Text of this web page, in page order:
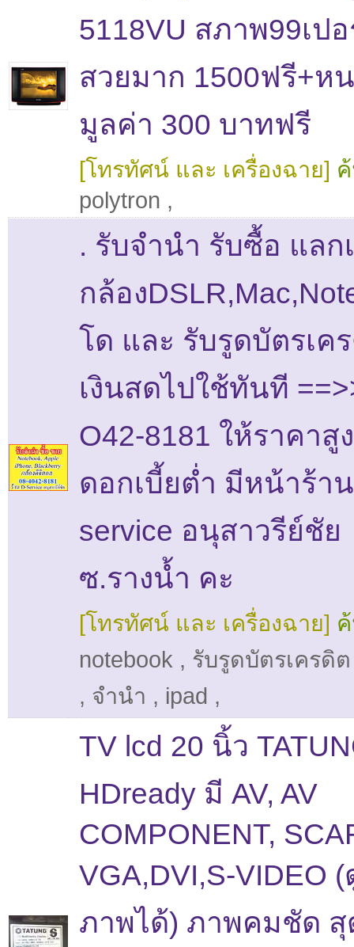
5118VU สภาพ99เป
สวยมาก 1500ฟรี+ห
มูลค่า 300 บาทฟรี
[โทรทัศน์ และ เครื่องฉาย]
polytron ,
. รับจำนำ รับซื้อ แลก
กล้อง
โด และ รับรูดบัตรเค
เงินสดไปใช้ทันที
O42-8181 ให้ราคาสูง
ดอกเบี้ยต่ำ มีหน้าร้า
service อนุสาวรีย์ชัย
ซ.รางน้ำ คะ
[โทรทัศน์ และ เครื่องฉาย]
notebook , รับรูดบัตรเครดิต
, จำนำ , ipad ,
TV lcd 20 นิ้ว
HDready มี AV, AV
COMPONENT,
VGA,DVI,S-VIDEO
ภาพได้) ภาพคมชัด